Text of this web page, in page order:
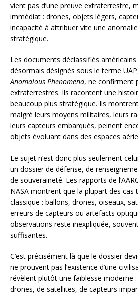
vient pas d’une preuve extraterrestre,
immédiat : drones, objets légers,
incapacité à attribuer vite une
stratégique.
Les documents déclassifiés américains
désormais désignés sous le terme
Anomalous Phenomena, ne confirment
extraterrestres. Ils racontent une
beaucoup plus stratégique. Ils
malgré leurs moyens militaires, leurs
leurs capteurs embarqués, peinent
objets évoluant dans des espaces
Le sujet n’est donc plus seulement
un dossier de défense, de
de souveraineté. Les rapports de
NASA montrent que la plupart des
classique : ballons, drones, oiseaux,
erreurs de capteurs ou artefacts
observations reste inexpliquée,
suffisantes.
C’est précisément là que le dossier
ne prouvent pas l’existence d’une
révèlent plutôt une faiblesse moderne
drones, de satellites, de capteurs